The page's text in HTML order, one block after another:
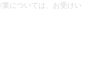
業については、お受けい